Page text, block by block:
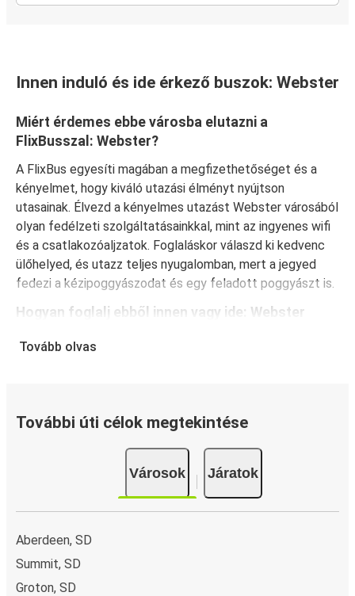
Innen induló és ide érkező buszok: Webster
Miért érdemes ebbe városba elutazni a
FlixBusszal: Webster?
A FlixBus egyesíti magában a megfizethetőséget és a
kényelmet, hogy kiváló utazási élményt nyújtson
utasainak. Élvezd a kényelmes utazást Webster városából
olyan fedélzeti szolgáltatásainkkal, mint az ingyenes wifi
és a csatlakozóaljzatok. Foglaláskor válaszd ki kedvenc
ülőhelyed, és utazz teljes nyugalomban, mert a jegyed
fedezi a kézipoggyászodat és egy feladott poggyászt is.
Hogyan foglalj ebből innen vagy ide: Webster
A jegyfoglalás a FlixBusnál gyerekjáték: a FlixBus App
közül választhatsz, mint például hitelkártya, Paypal,
Google és Apple Pay. Arra is lehetőség van, hogy a
fedélzeten vagy egy értékesítési ponton készpénzzel
Tovább olvas
További úti célok megtekintése
Városok Járatok
Aberdeen, SD
Summit, SD
Groton, SD